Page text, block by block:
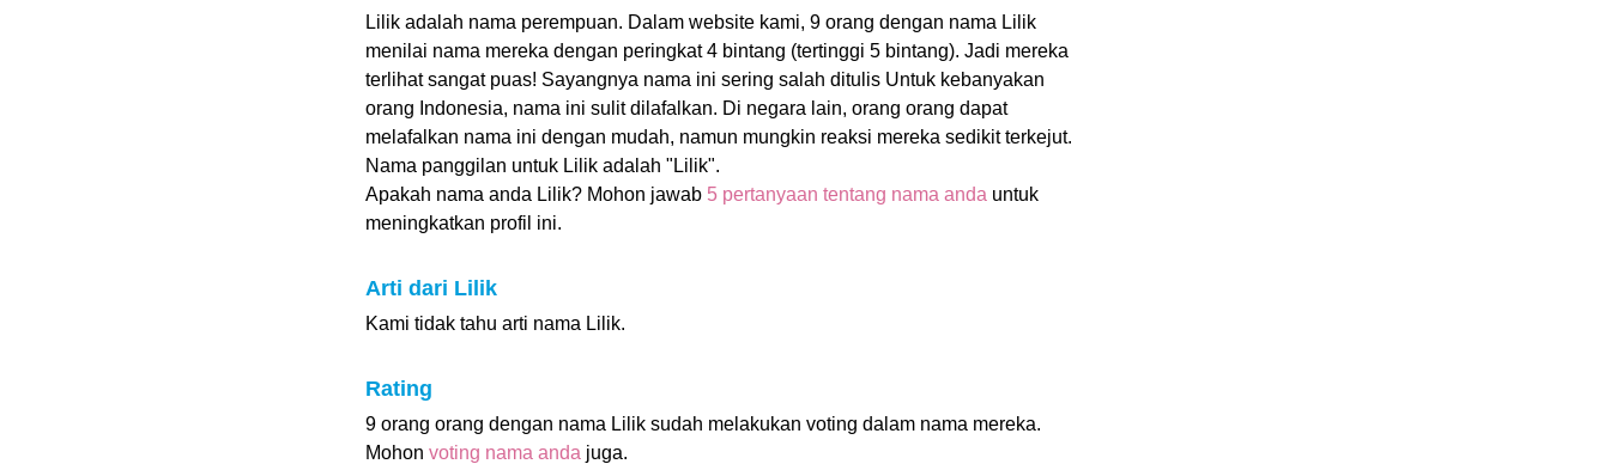
Lilik adalah nama perempuan. Dalam website kami, 9 orang dengan nama Lilik
menilai nama mereka dengan peringkat 4 bintang (tertinggi 5 bintang). Jadi mereka
terlihat sangat puas! Sayangnya nama ini sering salah ditulis Untuk kebanyakan
orang Indonesia, nama ini sulit dilafalkan. Di negara lain, orang orang dapat
melafalkan nama ini dengan mudah, namun mungkin reaksi mereka sedikit terkejut.
Nama panggilan untuk Lilik adalah "Lilik".
Apakah nama anda Lilik? Mohon jawab 5 pertanyaan tentang nama anda untuk
meningkatkan profil ini.
Arti dari Lilik
Kami tidak tahu arti nama Lilik.
Rating
9 orang orang dengan nama Lilik sudah melakukan voting dalam nama mereka.
Mohon voting nama anda juga.